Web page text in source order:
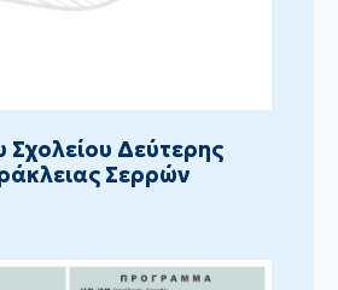
Σχολείου Δεύτερης
Σερρών